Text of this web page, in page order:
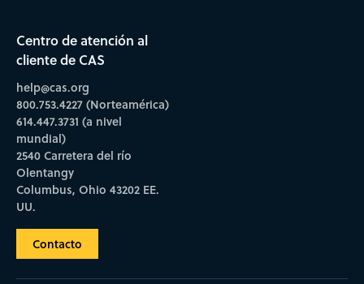
Centro de atención al
cliente de CAS
help@cas.org
800.753.4227 (Norteamérica)
614.447.3731 (a nivel
mundial)
2540 Carretera del río
Olentangy
Columbus, Ohio 43202 EE.
UU.
Contacto